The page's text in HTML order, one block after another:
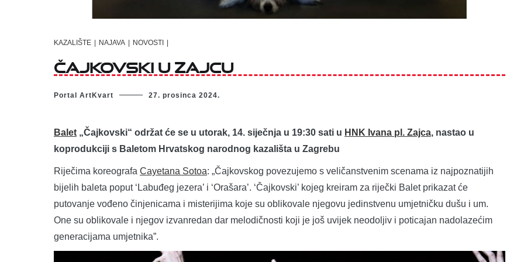
KAZALIŠTE NAJAVA NOVOSTI
Čajkovski u Zajcu
Portal ArtKvart 27. prosinca 2024.
Balet „Čajkovski“ održat će se u utorak, 14. siječnja u 19:30 sati u HNK Ivana pl. Zajca, nastao u
koprodukciji s Baletom Hrvatskog narodnog kazališta u Zagrebu
Riječima koreografa Cayetana Sotoa: „Čajkovskog povezujemo s veličanstvenim scenama iz najpoznatijih
bijelih baleta poput ‘Labuđeg jezera’ i ‘Orašara’. ‘Čajkovski’ kojeg kreiram za riječki Balet prikazat će
putovanje vođeno činjenicama i misterijima koje su oblikovale njegovu jedinstvenu umjetničku dušu i um.
One su oblikovale i njegov izvanredan dar melodičnosti koji je još uvijek neodoljiv i poticajan nadolazećim
generacijama umjetnika”.